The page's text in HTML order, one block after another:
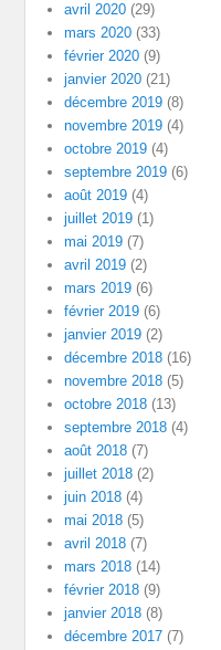
avril 2020 (29)
mars 2020 (33)
février 2020 (9)
janvier 2020 (21)
décembre 2019 (8)
novembre 2019 (4)
octobre 2019 (4)
septembre 2019 (6)
août 2019 (4)
juillet 2019 (1)
mai 2019 (7)
avril 2019 (2)
mars 2019 (6)
février 2019 (6)
janvier 2019 (2)
décembre 2018 (16)
novembre 2018 (5)
octobre 2018 (13)
septembre 2018 (4)
août 2018 (7)
juillet 2018 (2)
juin 2018 (4)
mai 2018 (5)
avril 2018 (7)
mars 2018 (14)
février 2018 (9)
janvier 2018 (8)
décembre 2017 (7)